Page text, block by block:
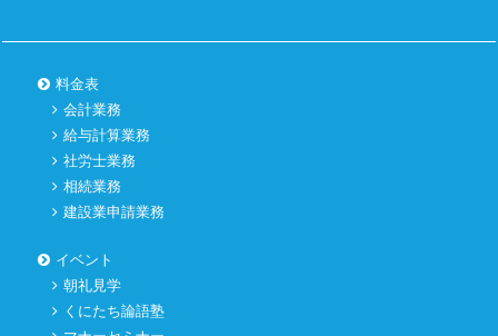
料金表
会計業務
給与計算業務
社労士業務
相続業務
建設業申請業務
イベント
朝礼見学
くにたち論語塾